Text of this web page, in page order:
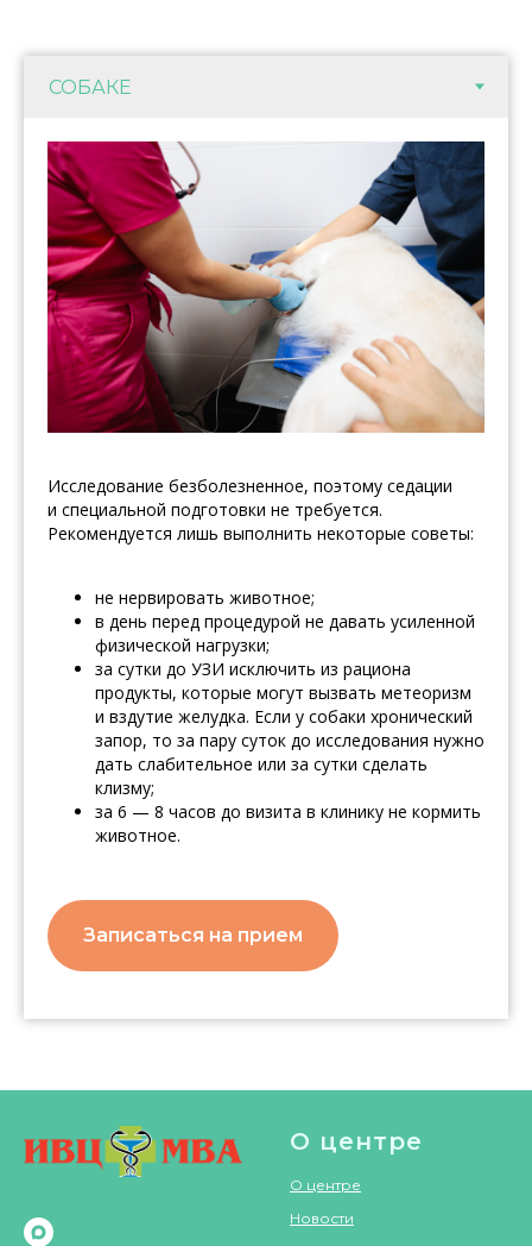
Исследование безболезненное, поэтому седации
и специальной подготовки не требуется.
Рекомендуется лишь выполнить некоторые советы:
не нервировать животное;
в день перед процедурой не давать усиленной
физической нагрузки;
за сутки до УЗИ исключить из рациона
продукты, которые могут вызвать метеоризм
и вздутие желудка. Если у собаки хронический
запор, то за пару суток до исследования нужно
дать слабительное или за сутки сделать
клизму;
за 6 — 8 часов до визита в клинику не кормить
животное.
Записаться на прием
О центре
О центре
Новости